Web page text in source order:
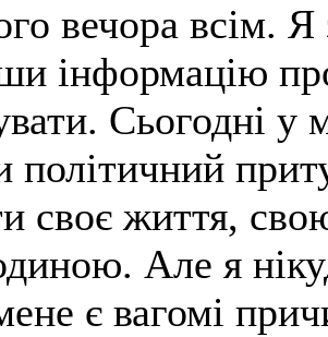
вечора всім.
інформацію
Сьогодні у
політичний
своє життя,
Але я
є вагомі